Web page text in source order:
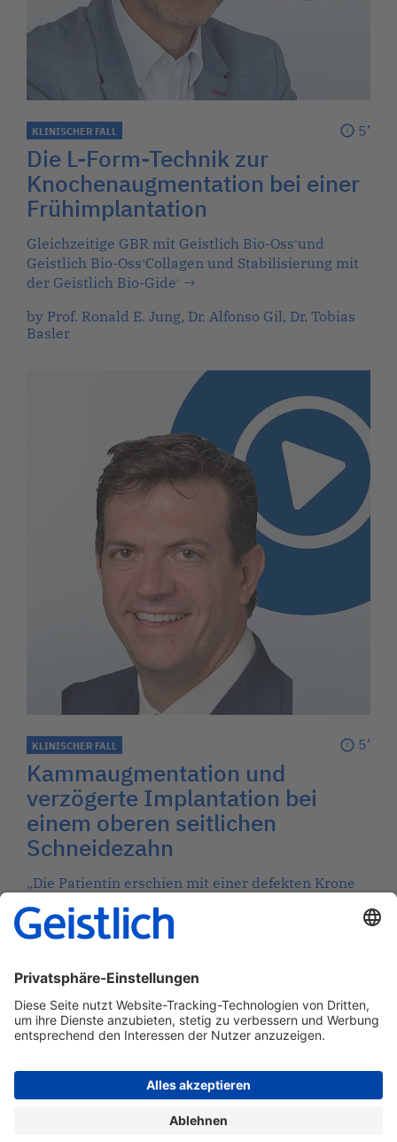
KLINISCHER FALL 5’
Die L-Form-Technik zur
Knochenaugmentation bei einer
Frühimplantation
Gleichzeitige GBR mit Geistlich Bio-Oss ® und
Geistlich Bio-Oss ® Collagen und Stabilisierung mit
der Geistlich Bio-Gide ®
→
by Prof. Ronald E. Jung, Dr. Alfonso Gil, Dr. Tobias
Basler
KLINISCHER FALL 5’
Kammaugmentation und
verzögerte Implantation bei
einem oberen seitlichen
Schneidezahn
„Die Patientin erschien mit einer defekten Krone
wünschte eine Einzelkrone mit verbesserter
Ästhetik.“ →